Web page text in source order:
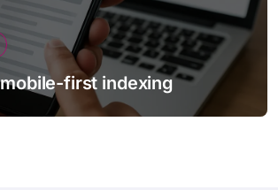
marketing
Jak poprawić Core Web Vitals